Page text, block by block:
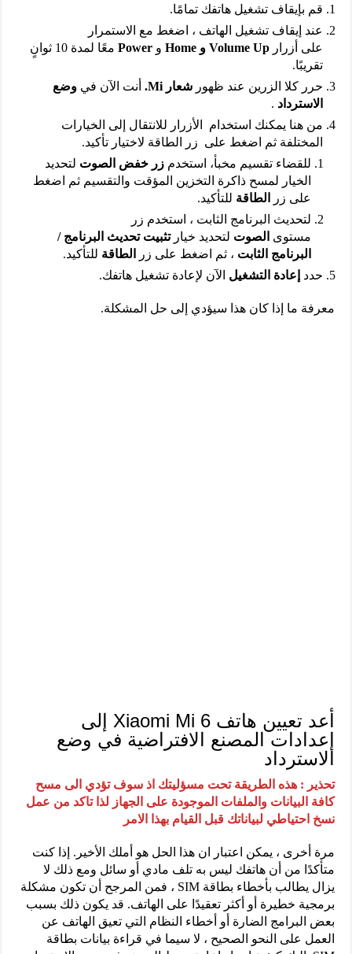
قم بإيقاف تشغيل هاتفك تمامًا.
عند إيقاف تشغيل الهاتف ، اضغط مع الاستمرار
على أزرار Volume Up و Home و Power
معًا لمدة 10 ثوانٍ
تقريبًا.
حرر كلا الزرين عند ظهور شعار Mi. أنت الآن في وضع
الاسترداد .
من هنا يمكنك استخدام
الأزرار للانتقال إلى الخيارات
المختلفة ثم اضغط على
زر الطاقة لاختيار تأكيد.
للقضاء تقسيم مخبأ، استخدم زر خفض الصوتلتحديد
الخيار لمسح ذاكرة التخزين المؤقت والتقسيم ثم اضغط
على زر
الطاقةللتأكيد.
لتحديث البرنامج الثابت ، استخدم زر
مستوى الصوت لتحديد خيار تثبيت تحديث البرنامج /
البرنامج الثابت ، ثم اضغط على زر الطاقة للتأكيد.
حدد إعادة التشغيل الآن لإعادة تشغيل هاتفك.
معرفة ما إذا كان هذا سيؤدي إلى حل المشكلة.
أعد تعيين هاتف Xiaomi Mi 6 إلى
إعدادات المصنع الافتراضية في وضع
الاسترداد
تحذير : هذه الطريقة تحت مسؤليتك اذ سوف تؤدي الى مسح
كافة البيانات والملفات الموجودة على الجهاز لذا تاكد من عمل
نسخ احتياطي لبياناتك قبل القيام بهذا الامر
مرة أخرى ، يمكن اعتبار ان هذا الحل هو أملك الأخير. إذا كنت
متأكدًا من أن هاتفك ليس به تلف مادي أو سائل ومع ذلك لا
يزال يطالب بأخطاء بطاقة SIM ، فمن المرجح أن تكون مشكلة
برمجية خطيرة أو أكثر تعقيدًا على الهاتف. قد يكون ذلك بسبب
بعض البرامج الضارة أو أخطاء النظام التي تعيق الهاتف عن
العمل على النحو الصحيح ، لا سيما في قراءة بيانات بطاقة